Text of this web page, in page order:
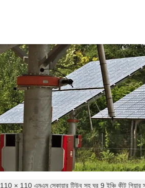
110 × 110 এমএম স্কোয়ার টিউব সহ ঘর 9 ইঞ্চি কীট গিয়ার